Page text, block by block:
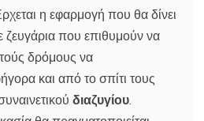
η εφαρμογή που θα δίνει
ζευγάρια που επιθυμούν να
δρόμους να
και από το σπίτι τους
διαζυγίου